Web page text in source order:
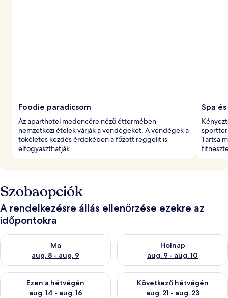
Foodie paradicsom
Az aparthotel medencére néző éttermében
nemzetközi ételek várják a vendégeket. A vendégek a
tökéletes kezdés érdekében a főzött reggelit is
elfogyaszthatják.
Spa
Tartsa
Szobaopciók
A rendelkezésre állás ellenőrzése ezekre az
időpontokra
Ma
aug. 8 - aug. 9
A ma esti rendelkezésre állás ellenőrzése: aug. 8 - aug. 9
Holnap
aug. 9 - aug. 10
A holnapi rendelkezésre állás
Ezen a hétvégén
aug. 14 - aug. 16
A mostani hétvégi rendelkezésre állás ellenőrzése: aug. 14 -
Következő hétvégén
aug. 21 - aug. 23
A következő hétvégi